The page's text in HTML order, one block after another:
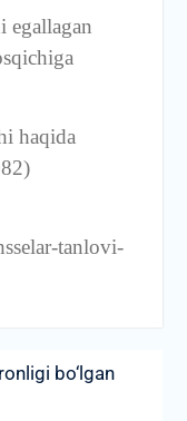
egallagan
haqida
tanlovi-
bo‘lgan